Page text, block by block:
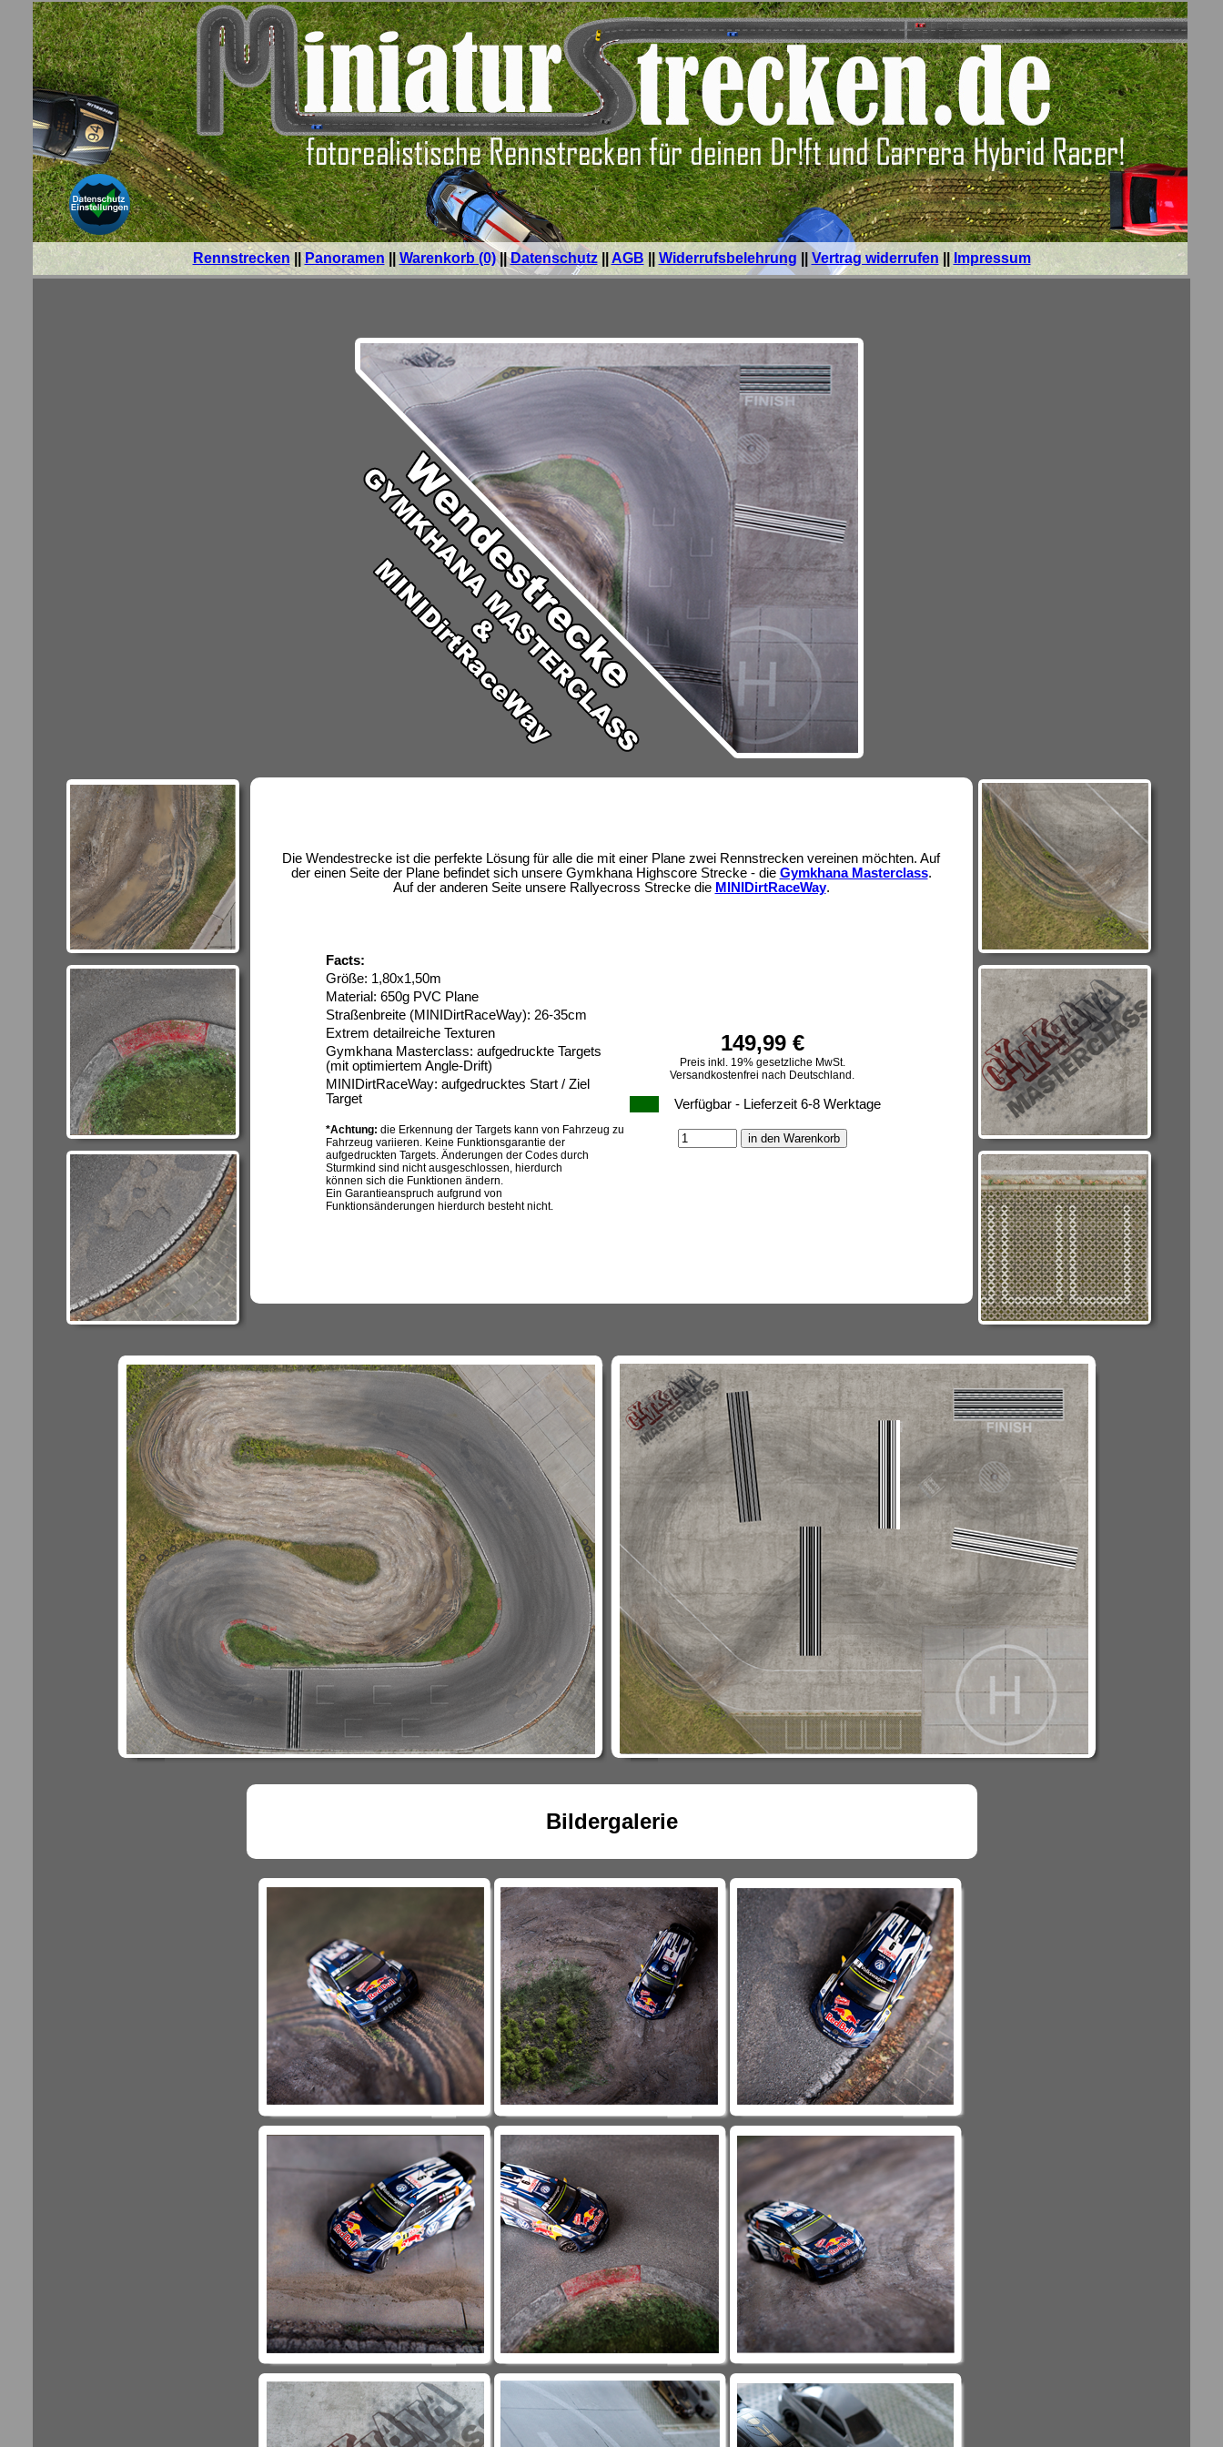
Rennstrecken ||Panoramen ||Warenkorb (0)||Datenschutz||AGB Widerrufsbelehrung Vertrag widerrufen || Impressum
Die Wendestrecke ist die perfekte Lösung für alle die mit einer Plane zwei Rennstrecken vereinen möchten. Auf
der einen Seite der Plane befindet sich unsere Gymkhana Highscore Strecke - die Gymkhana Masterclass.
Auf der anderen Seite unsere Rallyecross Strecke die MINIDirtRaceWay.
Facts:
149,99 €
Preis inkl. 19% gesetzliche MwSt.
Versandkostenfrei nach Deutschland.
Verfügbar - Lieferzeit 6-8 Werktage
Größe: 1,80x1,50m
Material: 650g PVC Plane
Straßenbreite (MINIDirtRaceWay): 26-35cm
Extrem detailreiche Texturen
Gymkhana Masterclass: aufgedruckte Targets
(mit optimiertem Angle-Drift)
MINIDirtRaceWay: aufgedrucktes Start / Ziel
Target
*Achtung: die Erkennung der Targets kann von Fahrzeug zu
Fahrzeug variieren. Keine Funktionsgarantie der
aufgedruckten Targets. Änderungen der Codes durch
Sturmkind sind nicht ausgeschlossen, hierdurch
können sich die Funktionen ändern.
Ein Garantieanspruch aufgrund von
Funktionsänderungen hierdurch besteht nicht.
Bildergalerie